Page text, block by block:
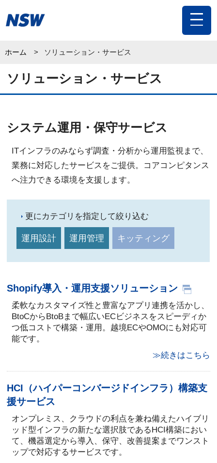
toggle
ホーム ソリューション・サービス
ソリューション・サービス
システム運用・保守サービス
ITインフラのみならず調査・分析から運用監視まで、
業務に対応したサービスをご提供。コアコンピタンス
へ注力できる環境を支援します。
更にカテゴリを指定して絞り込む
運用設計 運用管理 キッティング
Shopify導入・運用支援ソリューション
柔軟なカスタマイズ性と豊富なアプリ連携を活かし、
BtoCからBtoBまで幅広いECビジネスをスピーディか
つ低コストで構築・運用。越境ECやOMOにも対応可
能です。
≫続きはこちら
HCI（ハイパーコンバージドインフラ）構築支
援サービス
オンプレミス、クラウドの利点を兼ね備えたハイブリ
ッド型インフラの新たな選択肢であるHCI構築におい
て、機器選定から導入、保守、改善提案までワンスト
ップで対応するサービスです。